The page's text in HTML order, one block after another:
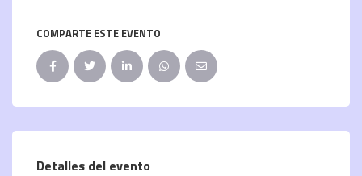
COMPARTE ESTE EVENTO
Detalles del evento